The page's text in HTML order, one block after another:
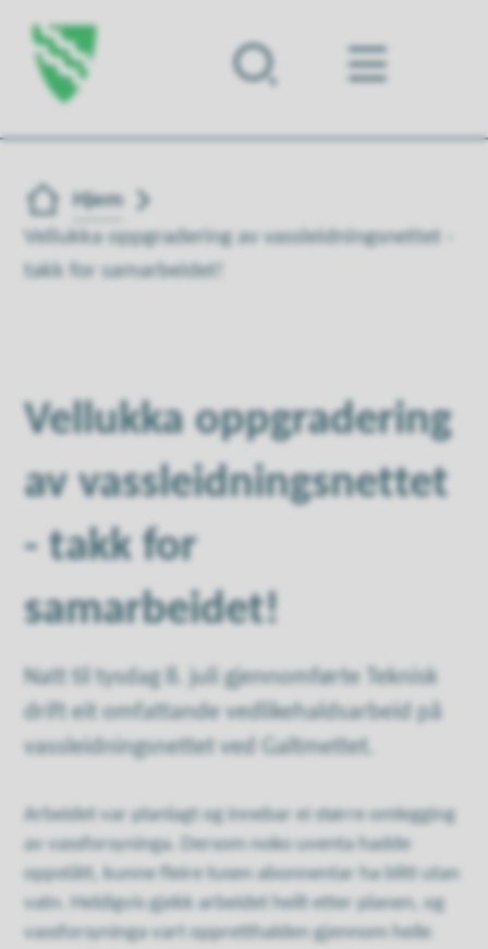
Forsiden
Du er her:
Hjem
Vellukka oppgradering av vassleidningsnettet -
takk for samarbeidet!
Vellukka oppgradering
av vassleidningsnettet
- takk for
samarbeidet!
Natt til tysdag 8. juli gjennomførte Teknisk
drift eit omfattande vedlikehaldsarbeid på
vassleidningsnettet ved Galtmettet.
Arbeidet var planlagt og innebar ei større omlegging
av vassforsyninga. Dersom noko uventa hadde
oppstått, kunne fleire tusen abonnentar ha blitt utan
vatn. Heldigvis gjekk arbeidet heilt etter planen, og
vassforsyninga vart oppretthalden gjennom heile